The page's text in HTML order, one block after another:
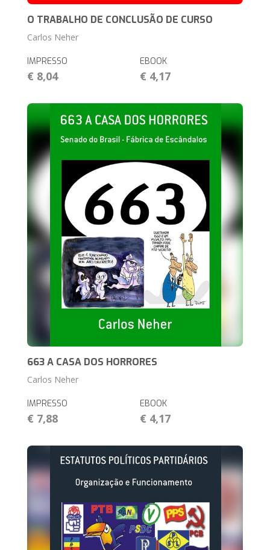
O TRABALHO DE CONCLUSÃO DE CURSO
Carlos Neher
IMPRESSO
€ 8,04
EBOOK
€ 4,17
663 A CASA DOS HORRORES
Carlos Neher
IMPRESSO
€ 7,88
EBOOK
€ 4,17